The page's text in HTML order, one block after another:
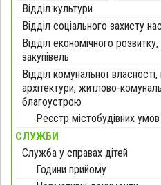
Відділ культури
Відділ соціального захисту
Відділ економічного
закупівель
Відділ комунальної
архітектури, житлово-
благоустрою
Реєстр містобудівних
СЛУЖБИ
Служба у справах дітей
Години прийому